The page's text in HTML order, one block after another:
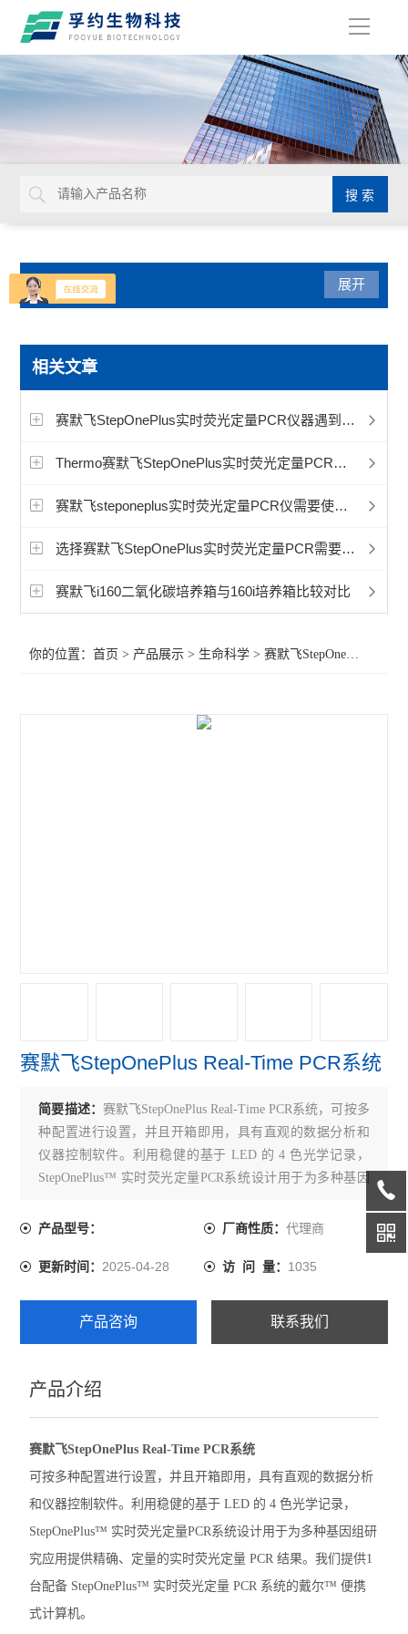
导
产品分类
赛默飞PowerFlex梯度PCR
赛默飞超微量分光光度计
洁净工作台
宏石实时荧光定量PCR
BioRad伯乐PTC Tempo梯度pcr
赛默飞311二氧化碳CO2培养箱
赛默飞QuantStudio5 PCR
赛默飞QuantStudio3 PCR
伯乐CFX Connect PCR仪
伯乐S1000 PCR仪
伯乐C1000 Touch PCR 仪
伯乐CFX Opus 96 PCR
伯乐CFX Duet荧光定量PCR
伯乐CFX Opus Deepwell
伯乐TC20细胞计数器
赛默飞QuantStudio1 PCR
赛默飞7500实时荧光定量PCR
赛默飞ProFlex 3x32梯度PCR
赛默飞SimpliAmp PCR仪
赛默飞MiniAmpPlus PCR仪
展开
相关文章
赛默飞StepOnePlus实时荧光定量PCR仪器遇到程序运行中途死机
Thermo赛默飞StepOnePlus实时荧光定量PCR仪可以做哪些实验？
赛默飞steponeplus实时荧光定量PCR仪需要使用哪些耗材和试剂？
选择赛默飞StepOnePlus实时荧光定量PCR需要了解哪些关键参数？
赛默飞i160二氧化碳培养箱与160i培养箱比较对比
你的位置：首页 > 产品展示 > 生命科学 >赛默飞StepOnePlus实时荧光定量PCR
赛默飞StepOnePlus Real-Time PCR系统
简要描述： 赛默飞StepOnePlus Real-Time PCR系统，可按多
种配置进行设置，并且开箱即用，具有直观的数据分析和
仪器控制软件。利用稳健的基于 LED 的 4 色光学记录，
StepOnePlus™ 实时荧光定量PCR系统设计用于为多种基因
们提供1台配备 StepOnePlus™ 实时荧光定量 PCR 系统的戴
产品型号： 厂商性质： 代理商
更新时间：2025-04-28 访 问 量： 1035
产品咨询 联系我们
产品介绍
赛默飞StepOnePlus Real-Time PCR系统
可按多种配置进行设置，并且开箱即用，具有直观的数据分析
和仪器控制软件。利用稳健的基于 LED 的 4 色光学记录，
StepOnePlus™ 实时荧光定量PCR系统设计用于为多种基因组研
究应用提供精确、定量的实时荧光定量 PCR 结果。我们提供1
台配备 StepOnePlus™ 实时荧光定量 PCR 系统的戴尔™ 便携
式计算机。